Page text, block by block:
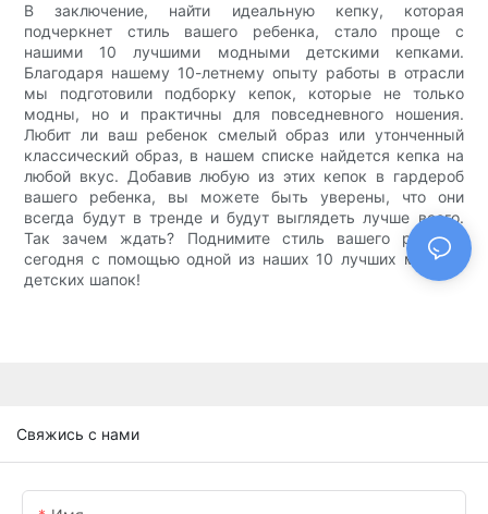
В заключение, найти идеальную кепку, которая
подчеркнет стиль вашего ребенка, стало проще с
нашими 10 лучшими модными детскими кепками.
Благодаря нашему 10-летнему опыту работы в отрасли
мы подготовили подборку кепок, которые не только
модны, но и практичны для повседневного ношения.
Любит ли ваш ребенок смелый образ или утонченный
классический образ, в нашем списке найдется кепка на
любой вкус. Добавив любую из этих кепок в гардероб
вашего ребенка, вы можете быть уверены, что они
всегда будут в тренде и будут выглядеть лучше всего.
Так зачем ждать? Поднимите стиль вашего ребенка
сегодня с помощью одной из наших 10 лучших модных
детских шапок!
Свяжись с нами